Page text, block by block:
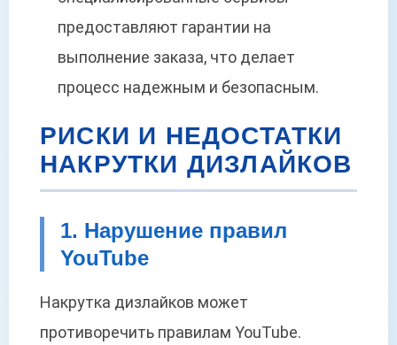
предоставляют гарантии на
выполнение заказа, что делает
процесс надежным и безопасным.
РИСКИ И НЕДОСТАТКИ
НАКРУТКИ ДИЗЛАЙКОВ
1. Нарушение правил
YouTube
Накрутка дизлайков может
противоречить правилам YouTube.